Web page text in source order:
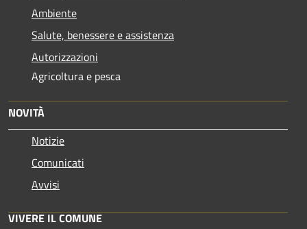
Ambiente
Salute, benessere e assistenza
Autorizzazioni
Agricoltura e pesca
NOVITÀ
Notizie
Comunicati
Avvisi
VIVERE IL COMUNE